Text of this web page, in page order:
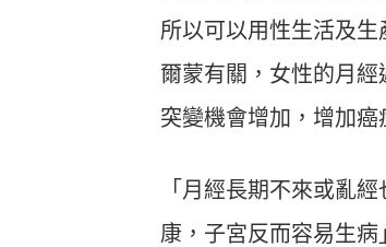
所以可以用性生活及
爾蒙有關，女性的月
突變機會增加，增加癌
「月經長期不來或亂
康，子宮反而容易生